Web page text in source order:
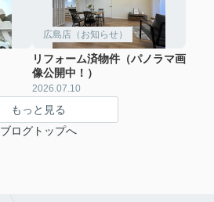
広島店（お知らせ）
リフォーム済物件（パノラマ画
像公開中！）
2026.07.10
もっと見る
ブログトップへ